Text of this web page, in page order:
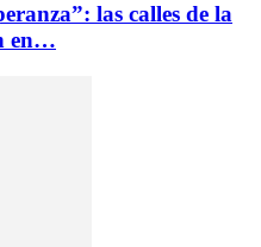
las calles de la
en…